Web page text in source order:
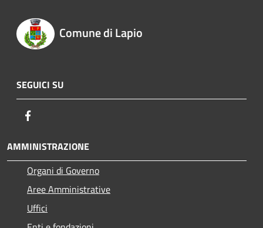
Comune di Lapio
SEGUICI SU
AMMINISTRAZIONE
Organi di Governo
Aree Amministrative
Uffici